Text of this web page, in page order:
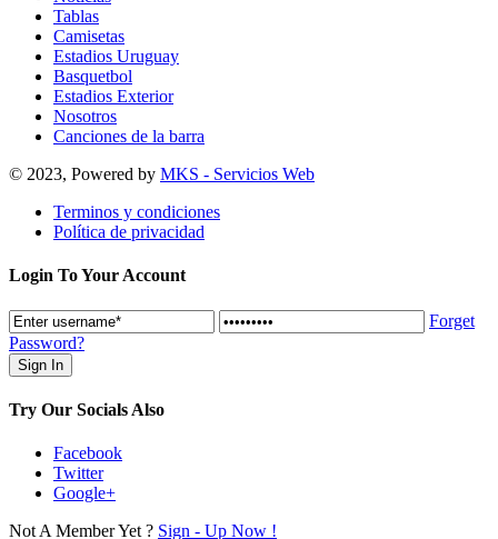
Tablas
Camisetas
Estadios Uruguay
Basquetbol
Estadios Exterior
Nosotros
Canciones de la barra
© 2023, Powered by MKS - Servicios Web
Terminos y condiciones
Política de privacidad
Login To Your Account
Forget
Password?
Try Our Socials Also
Facebook
Twitter
Google+
Not A Member Yet ? Sign - Up Now !